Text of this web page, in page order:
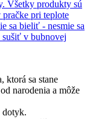
ktorá sa stane
narodenia a môže
dotyk.